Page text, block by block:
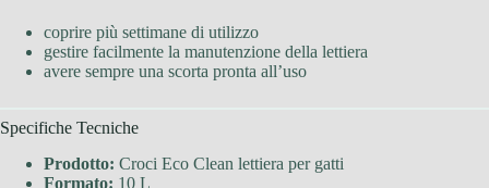
coprire più settimane di utilizzo
gestire facilmente la manutenzione della lettiera
avere sempre una scorta pronta all’uso
Specifiche Tecniche
Prodotto: Croci Eco Clean lettiera per gatti
Formato: 10 L